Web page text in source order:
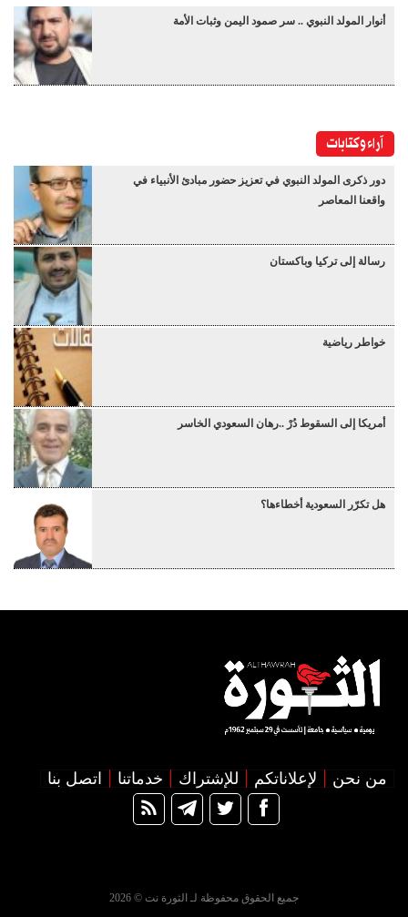
أنوار المولد النبوي .. سر صمود اليمن وثبات الأمة
آراء وكتابات
دور ذكرى المولد النبوي في تعزيز حضور مبادئ الأنبياء في
واقعنا المعاصر
رسالة إلى تركيا وباكستان
خواطر رياضية
أمريكا إلى السقوط دُرْ ..رهان السعودي الخاسر
هل تكرّر السعودية أخطاءها؟
من نحن لإعلاناتكم للإشتراك خدماتنا اتصل بنا
جميع الحقوق محفوظة لـ الثورة نت © 2026